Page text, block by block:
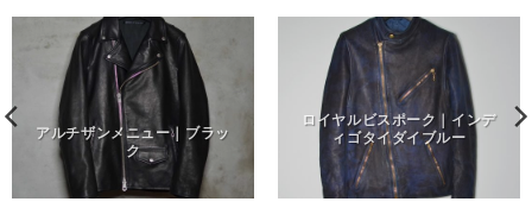
アルチザンメニュー｜ブラッ
ク
ロイヤルビスポーク｜インデ
ィゴタイダイブルー